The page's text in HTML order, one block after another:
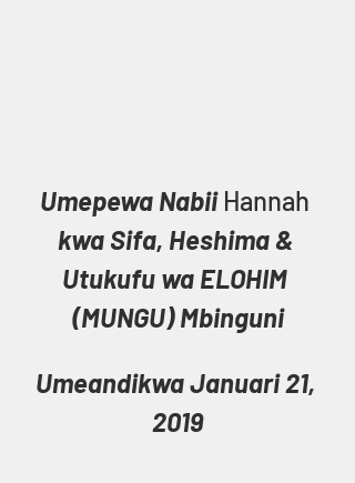
Umepewa Nabii Hannah
kwa Sifa, Heshima &
Utukufu wa ELOHIM
(MUNGU) Mbinguni
Umeandikwa Januari 21,
2019